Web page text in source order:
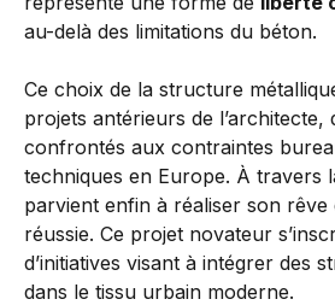
au-delà des limitations du béton.
Ce choix de la structure
projets antérieurs de l’architecte,
confrontés aux contraintes
techniques en Europe. À travers
parvient enfin à réaliser son rêve
réussie. Ce projet novateur
d’initiatives visant à intégrer des
dans le tissu urbain moderne.